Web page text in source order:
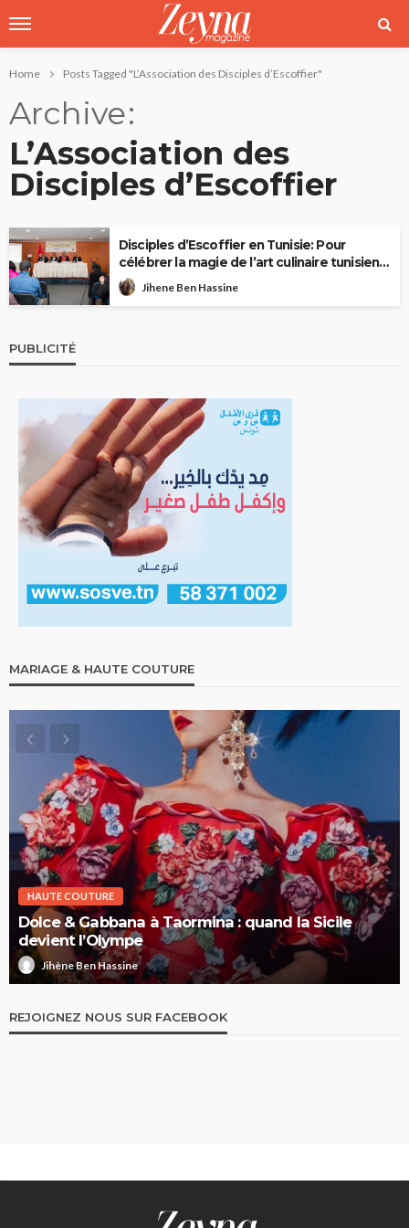
Home Posts Tagged "L’Association des Disciples d’Escoffier"
Archive
L’Association des
Disciples d’Escoffier
Disciples d’Escoffier en Tunisie: Pour
célébrer la magie de l’art culinaire tunisien
et français
Jihene Ben Hassine
PUBLICITÉ
MARIAGE & HAUTE COUTURE
HAUTE COUTURE
Dolce & Gabbana à Taormina : quand la Sicile
devient l’Olympe
Jihène Ben Hassine
REJOIGNEZ NOUS SUR FACEBOOK